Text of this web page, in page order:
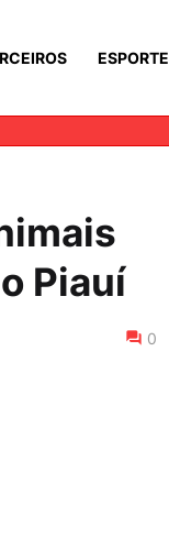
ESPORTE
Piauí
0